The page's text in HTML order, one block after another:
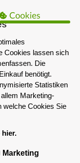
richtet sich nur an
Hand. Ein Verkauf
Cookies lassen sich
Die
benötigt.
Statistiken
Marketing-
welche Cookies Sie
hier.
Marketing